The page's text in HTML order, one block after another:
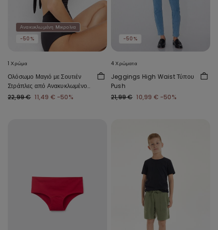
Ανακυκλωμένη Mικροϊνα
-50%
1 Χρώμα
Ολόσωμο Μαγιό με Σουτιέν
Στράπλες από Ανακυκλωμένο
Microfiber με Σούρες
22,99 € 11,49 € -50%
-50%
4 Χρώματα
Jeggings High Waist Τύπου
Push
21,99 € 10,99 € -50%